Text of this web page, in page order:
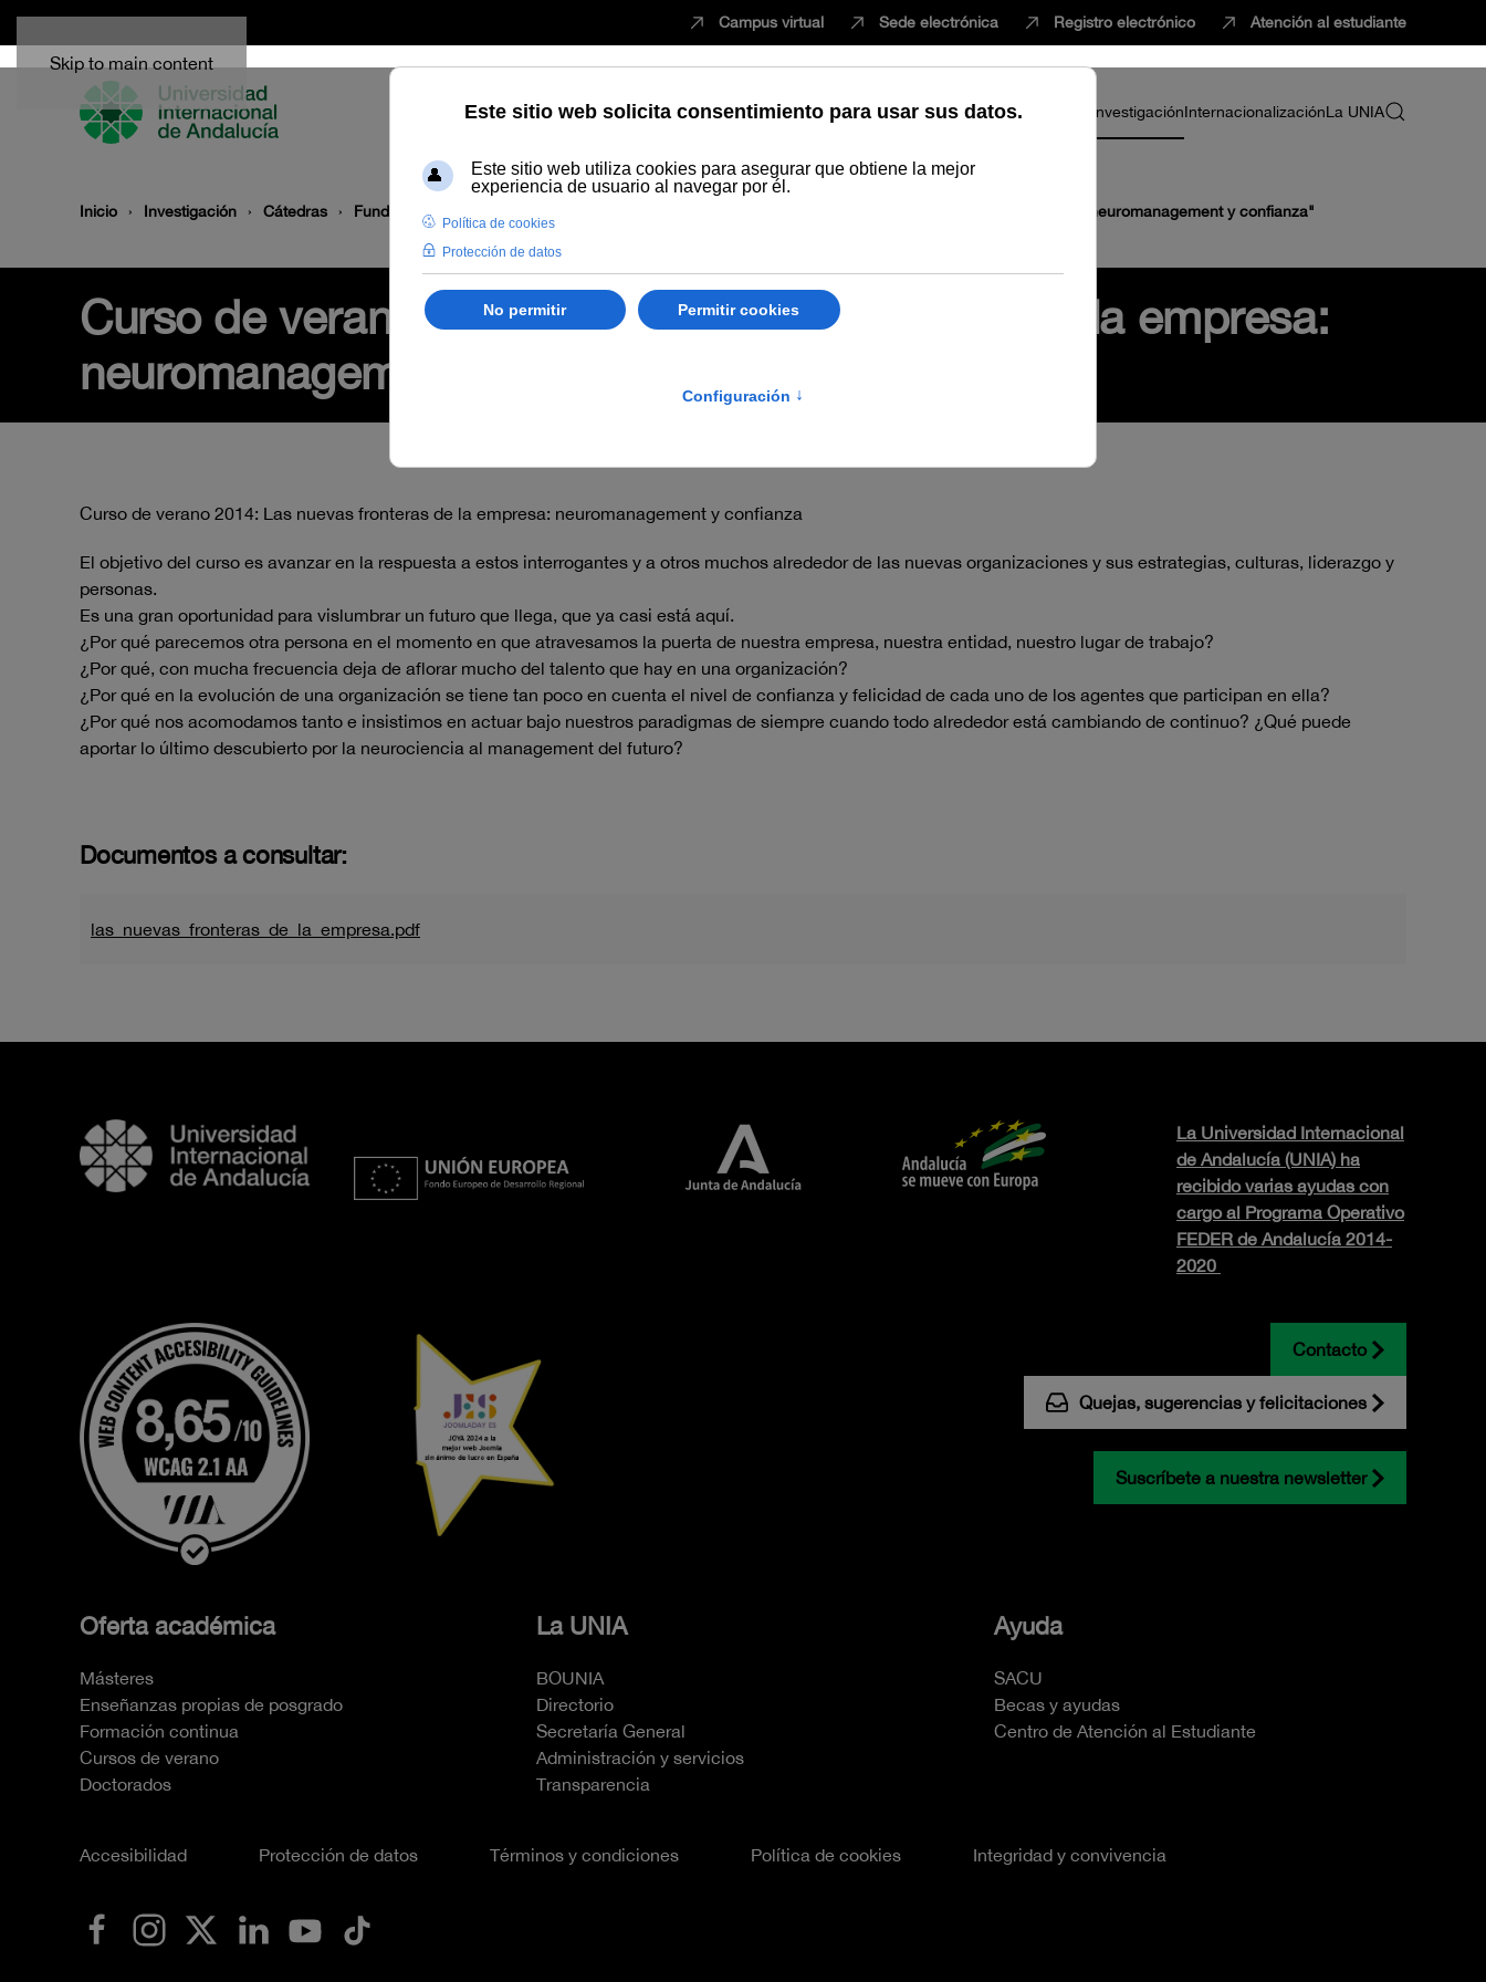
Skip to main content
Campus virtual Sede electrónica Registro electrónico Atención al estudiante
EstudiarInnovaciónVida universitariaProfesorado InvestigaciónInternacionalizaciónLa UNIA
Inicio Investigación Cátedras Fundación Atlantic Copper Curso de verano 2014: " Las nuevas fronteras de la empresa: neuromanagement y confianza"
Curso de verano 2014: " Las nuevas fronteras de la empresa:
neuromanagement y confianza"
Curso de verano 2014: Las nuevas fronteras de la empresa: neuromanagement y confianza
El objetivo del curso es avanzar en la respuesta a estos interrogantes y a otros muchos alrededor de las nuevas organizaciones y sus estrategias, culturas, liderazgo y
personas.
Es una gran oportunidad para vislumbrar un futuro que llega, que ya casi está aquí.
¿Por qué parecemos otra persona en el momento en que atravesamos la puerta de nuestra empresa, nuestra entidad, nuestro lugar de trabajo?
¿Por qué, con mucha frecuencia deja de aflorar mucho del talento que hay en una organización?
¿Por qué en la evolución de una organización se tiene tan poco en cuenta el nivel de confianza y felicidad de cada uno de los agentes que participan en ella?
¿Por qué nos acomodamos tanto e insistimos en actuar bajo nuestros paradigmas de siempre cuando todo alrededor está cambiando de continuo? ¿Qué puede
aportar lo último descubierto por la neurociencia al management del futuro?
Documentos a consultar:
las_nuevas_fronteras_de_la_empresa.pdf
La Universidad Internacional
de Andalucía (UNIA) ha
recibido varias ayudas con
cargo al Programa Operativo
FEDER de Andalucía 2014-
2020
Contacto
Quejas, sugerencias y felicitaciones
Suscríbete a nuestra newsletter
Oferta académica
Másteres
Enseñanzas propias de posgrado
Formación continua
Cursos de verano
Doctorados
La UNIA
BOUNIA
Directorio
Secretaría General
Administración y servicios
Transparencia
Ayuda
SACU
Becas y ayudas
Centro de Atención al Estudiante
Accesibilidad Protección de datos Términos y condiciones Política de cookies Integridad y convivencia